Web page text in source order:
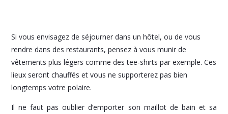
Si vous envisagez de séjourner dans un hôtel, ou de vous
rendre dans des restaurants, pensez à vous munir de
vêtements plus légers comme des tee-shirts par exemple. Ces
lieux seront chauffés et vous ne supporterez pas bien
longtemps votre polaire.
Il ne faut pas oublier d’emporter son maillot de bain et sa